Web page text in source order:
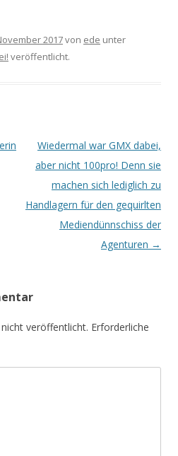
2017von ede unter
veröffentlicht.
Wiedermal war GMX dabei,
aber nicht 100pro! Denn sie
machen sich lediglich zu
Handlagern für den gequirlten
Mediendünnschiss der
Agenturen →
veröffentlicht. Erforderliche